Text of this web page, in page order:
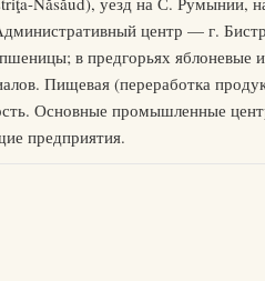
центр — г.
в предгорьях яблоневые
Пищевая (переработка
Основные промышленные
предприятия.